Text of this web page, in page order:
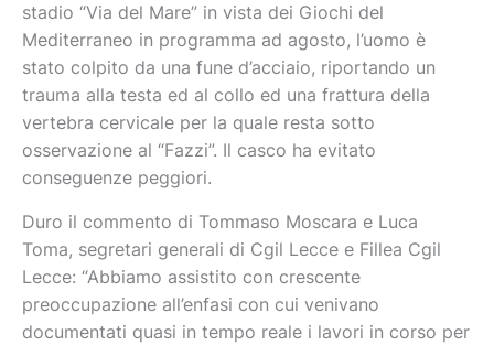
stadio “Via del Mare” in vista dei Giochi del
Mediterraneo in programma ad agosto, l’uomo è
stato colpito da una fune d’acciaio, riportando un
trauma alla testa ed al collo ed una frattura della
vertebra cervicale per la quale resta sotto
osservazione al “Fazzi”. Il casco ha evitato
conseguenze peggiori.
Duro il commento di Tommaso Moscara e Luca
Toma, segretari generali di Cgil Lecce e Fillea Cgil
Lecce: “Abbiamo assistito con crescente
preoccupazione all’enfasi con cui venivano
documentati quasi in tempo reale i lavori in corso per